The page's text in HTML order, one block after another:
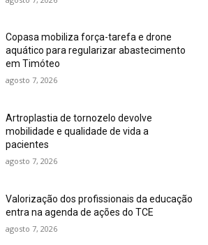
Copasa mobiliza força-tarefa e drone
aquático para regularizar abastecimento
em Timóteo
agosto 7, 2026
Artroplastia de tornozelo devolve
mobilidade e qualidade de vida a
pacientes
agosto 7, 2026
Valorização dos profissionais da educação
entra na agenda de ações do TCE
agosto 7, 2026